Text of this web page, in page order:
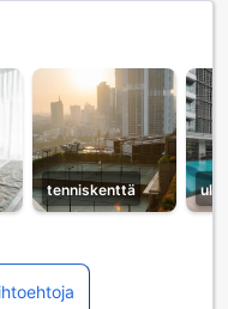
tenniskenttä